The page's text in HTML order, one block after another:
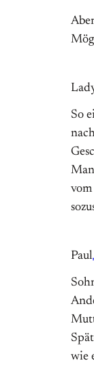
So
Paul
wie